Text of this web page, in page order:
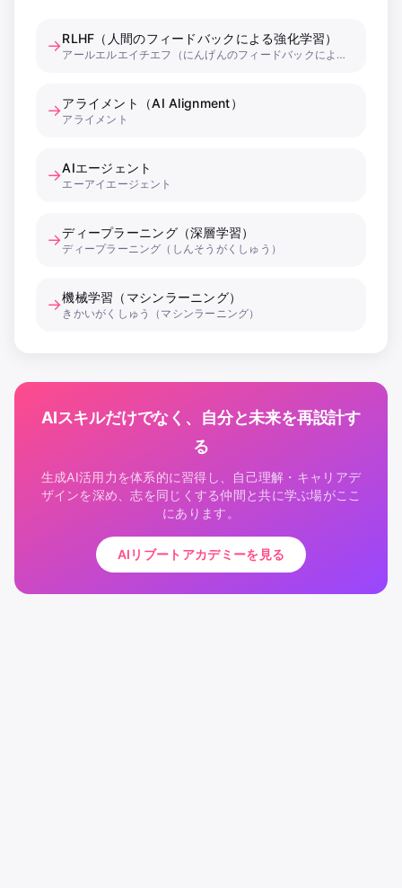
→RLHF（人間のフィードバックによる強化学習）
アールエルエイチエフ（にんげんのフィードバックによるきょうかがくしゅう）
→アライメント（AI Alignment）
アライメント
→AIエージェント
エーアイエージェント
→ディープラーニング（深層学習）
ディープラーニング（しんそうがくしゅう）
→機械学習（マシンラーニング）
きかいがくしゅう（マシンラーニング）
AIスキルだけでなく、自分と未来を再設計す
る
生成AI活用力を体系的に習得し、自己理解・キャリアデ
ザインを深め、志を同じくする仲間と共に学ぶ場がここ
にあります。
AIリブートアカデミーを見る